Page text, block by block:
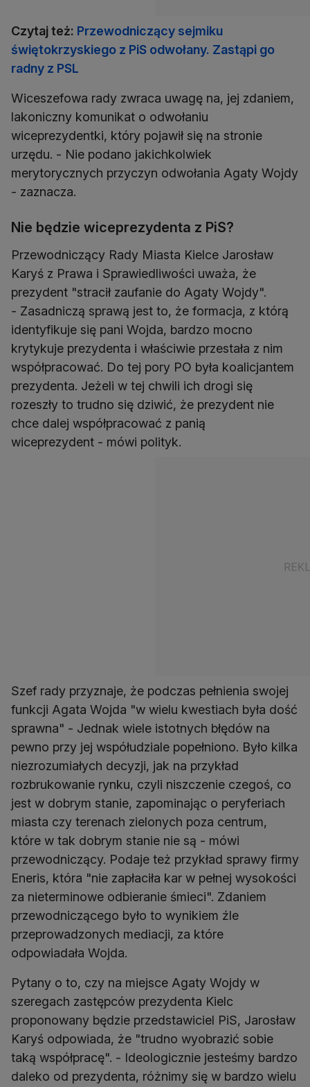
Czytaj też: Przewodniczący sejmiku
świętokrzyskiego z PiS odwołany. Zastąpi go
radny z PSL
Wiceszefowa rady zwraca uwagę na, jej zdaniem,
lakoniczny komunikat o odwołaniu
wiceprezydentki, który pojawił się na stronie
urzędu. - Nie podano jakichkolwiek
merytorycznych przyczyn odwołania Agaty Wojdy
- zaznacza.
Nie będzie wiceprezydenta z PiS?
Przewodniczący Rady Miasta Kielce Jarosław
Karyś z Prawa i Sprawiedliwości uważa, że
prezydent "stracił zaufanie do Agaty Wojdy".
- Zasadniczą sprawą jest to, że formacja, z którą
identyfikuje się pani Wojda, bardzo mocno
krytykuje prezydenta i właściwie przestała z nim
współpracować. Do tej pory PO była koalicjantem
prezydenta. Jeżeli w tej chwili ich drogi się
rozeszły to trudno się dziwić, że prezydent nie
chce dalej współpracować z panią
wiceprezydent - mówi polityk.
Szef rady przyznaje, że podczas pełnienia swojej
funkcji Agata Wojda "w wielu kwestiach była dość
sprawna" - Jednak wiele istotnych błędów na
pewno przy jej współudziale popełniono. Było kilka
niezrozumiałych decyzji, jak na przykład
rozbrukowanie rynku, czyli niszczenie czegoś, co
jest w dobrym stanie, zapominając o peryferiach
miasta czy terenach zielonych poza centrum,
które w tak dobrym stanie nie są - mówi
przewodniczący. Podaje też przykład sprawy firmy
Eneris, która "nie zapłaciła kar w pełnej wysokości
za nieterminowe odbieranie śmieci". Zdaniem
przewodniczącego było to wynikiem źle
przeprowadzonych mediacji, za które
odpowiadała Wojda.
Pytany o to, czy na miejsce Agaty Wojdy w
szeregach zastępców prezydenta Kielc
proponowany będzie przedstawiciel PiS, Jarosław
Karyś odpowiada, że "trudno wyobrazić sobie
taką współpracę". - Ideologicznie jesteśmy bardzo
daleko od prezydenta, różnimy się w bardzo wielu